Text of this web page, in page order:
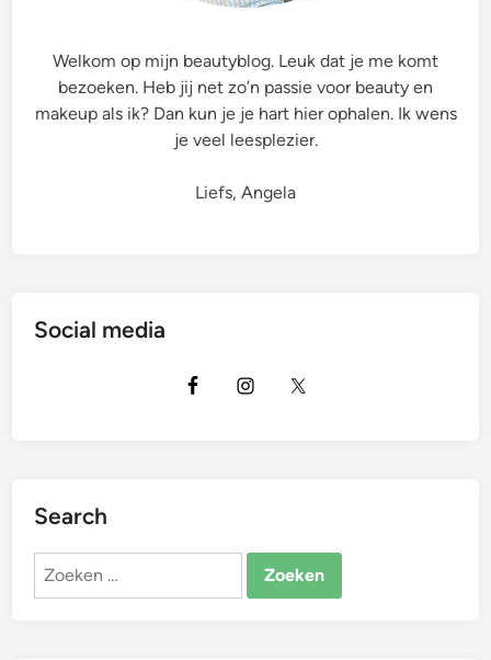
Welkom op mijn beautyblog. Leuk dat je me komt
bezoeken. Heb jij net zo’n passie voor beauty en
makeup als ik? Dan kun je je hart hier ophalen. Ik wens
je veel leesplezier.
Liefs, Angela
Social media
Search
Zoeken